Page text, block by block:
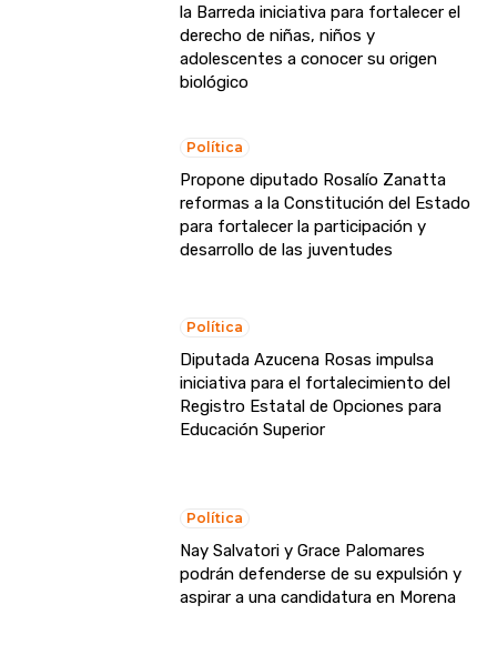
la Barreda iniciativa para fortalecer el
derecho de niñas, niños y
adolescentes a conocer su origen
biológico
Política
Propone diputado Rosalío Zanatta
reformas a la Constitución del Estado
para fortalecer la participación y
desarrollo de las juventudes
Política
Diputada Azucena Rosas impulsa
iniciativa para el fortalecimiento del
Registro Estatal de Opciones para
Educación Superior
Política
Nay Salvatori y Grace Palomares
podrán defenderse de su expulsión y
aspirar a una candidatura en Morena